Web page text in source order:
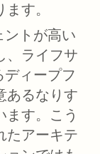
す。
ントが高い
、ライフサ
ディープフ
あるなりす
ます。こう
たアーキテ